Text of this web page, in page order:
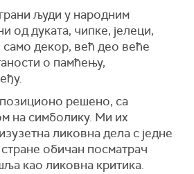
људи у народним
од дуката, чипке, јелеци,
само декор, већ део веће
о памћењу,
решено, са
на симболику. Ми их
ликовна дела с једне
стране обичан посматрач
као ликовна критика.